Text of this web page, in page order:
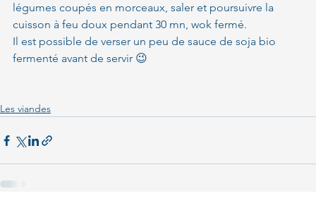
légumes coupés en morceaux, saler et poursuivre la
cuisson à feu doux pendant 30 mn, wok fermé.
Il est possible de verser un peu de sauce de soja bio
fermenté avant de servir 😉
Les viandes